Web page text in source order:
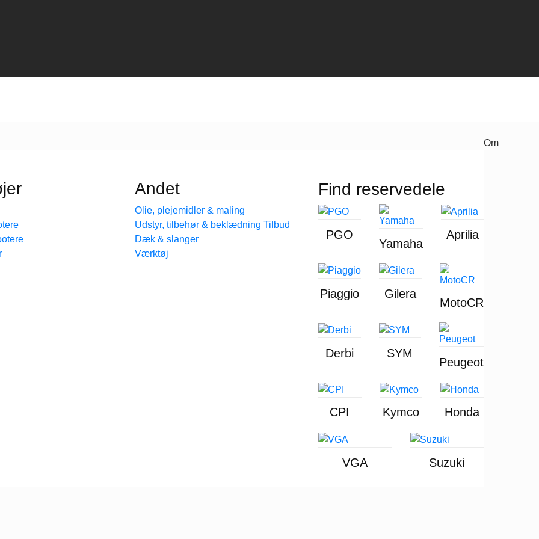
Andet
Olie, plejemidler & maling
Udstyr, tilbehør & beklædning
Dæk & slanger
Værktøj
Find reservedele
PGO
Yamaha
Aprilia
Piaggio Gilera
MotoCR
Derbi SYM
Peugeot
CPI Kymco Honda
VGA Suzuki
Om